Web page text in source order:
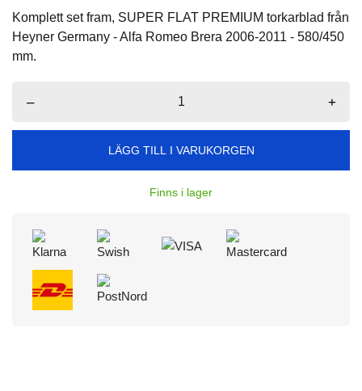
Komplett set fram, SUPER FLAT PREMIUM torkarblad från
Heyner Germany - Alfa Romeo Brera 2006-2011 - 580/450
mm.
– +
LÄGG TILL I VARUKORGEN
Finns i lager